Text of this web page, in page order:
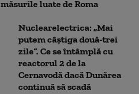
măsurile luate de Roma
Nuclearelectrica: „Mai
putem câștiga două-trei
zile”. Ce se întâmplă cu
reactorul 2 de la
Cernavodă dacă Dunărea
continuă să scadă